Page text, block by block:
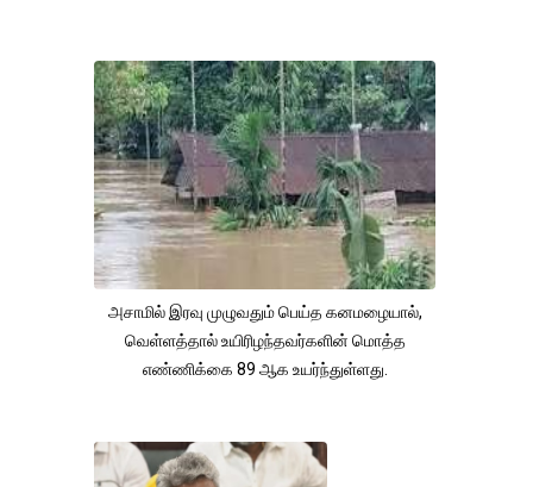
அசாமில் இரவு முழுவதும் பெய்த கனமழையால்,
வெள்ளத்தால் உயிரிழந்தவர்களின் மொத்த
எண்ணிக்கை 89 ஆக உயர்ந்துள்ளது.